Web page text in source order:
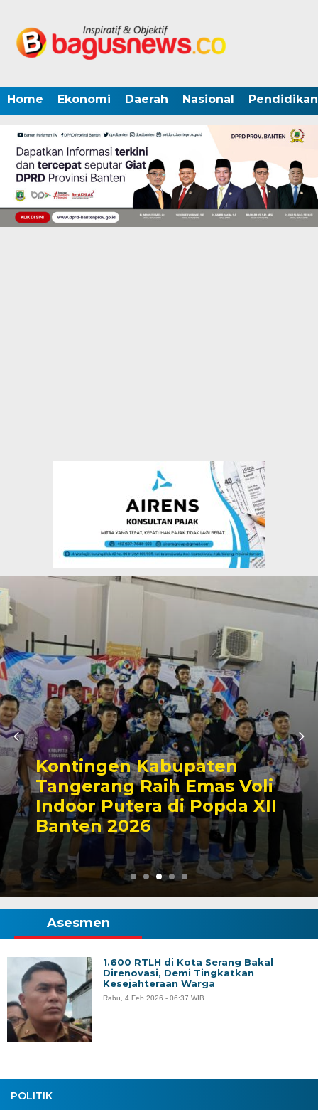
Home Ekonomi Daerah Nasional Pendidikan
Kontingen Kabupaten
Tangerang Raih Emas Voli
Indoor Putera di Popda XII
Banten 2026
POLITIK
Asesmen
1.600 RTLH di Kota Serang Bakal
Direnovasi, Demi Tingkatkan
Kesejahteraan Warga
Rabu, 4 Feb 2026 - 06:37 WIB